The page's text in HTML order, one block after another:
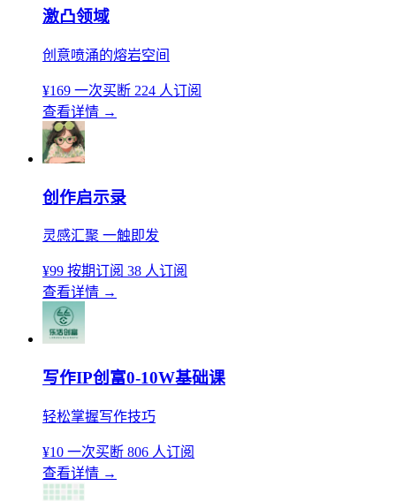
激凸领域
创意喷涌的熔岩空间
¥169 一次买断 224 人订阅
查看详情 →
创作启示录
灵感汇聚 一触即发
¥99 按期订阅 38 人订阅
查看详情 →
写作IP创富0-10W基础课
轻松掌握写作技巧
¥10 一次买断 806 人订阅
查看详情 →